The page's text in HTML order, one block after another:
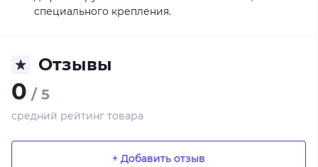
специального крепления.
Отзывы
0 / 5
средний рейтинг товара
+ Добавить отзыв